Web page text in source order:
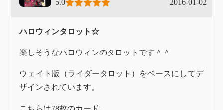
5.0 2016-01-02
ハロウィンタロット☆
楽しそうなハロウィンのタロットです＾＾
ウェイト版（ライダータロット）をベースにしてデ
ザインされています。